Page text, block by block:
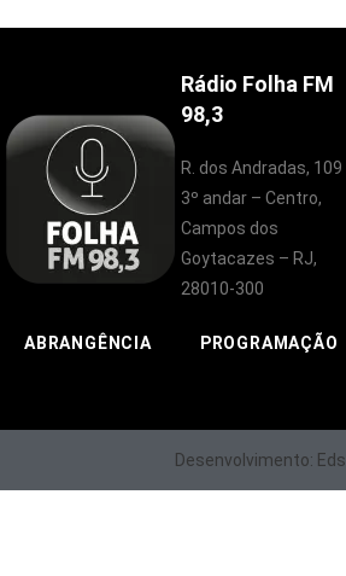
Rádio Folha FM
98,3
R. dos Andradas, 109
3º andar – Centro,
Campos dos
Goytacazes – RJ,
28010-300
ABRANGÊNCIA PROGRAMAÇÃO
Desenvolvimento: